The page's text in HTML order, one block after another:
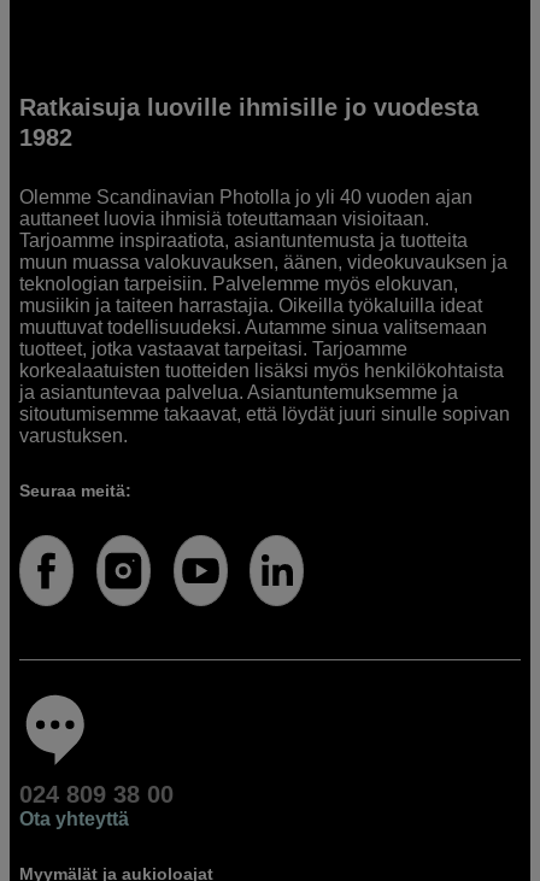
Ratkaisuja luoville ihmisille jo vuodesta
1982
Olemme Scandinavian Photolla jo yli 40 vuoden ajan
auttaneet luovia ihmisiä toteuttamaan visioitaan.
Tarjoamme inspiraatiota, asiantuntemusta ja tuotteita
muun muassa valokuvauksen, äänen, videokuvauksen ja
teknologian tarpeisiin. Palvelemme myös elokuvan,
musiikin ja taiteen harrastajia. Oikeilla työkaluilla ideat
muuttuvat todellisuudeksi. Autamme sinua valitsemaan
tuotteet, jotka vastaavat tarpeitasi. Tarjoamme
korkealaatuisten tuotteiden lisäksi myös henkilökohtaista
ja asiantuntevaa palvelua. Asiantuntemuksemme ja
sitoutumisemme takaavat, että löydät juuri sinulle sopivan
varustuksen.
Seuraa meitä:
024 809 38 00
Ota yhteyttä
Myymälät ja aukioloajat